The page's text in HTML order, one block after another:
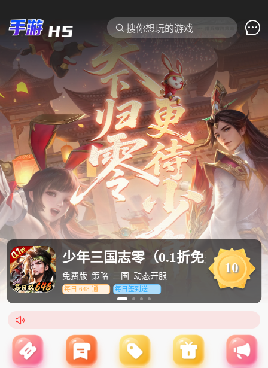
搜你想玩的游戏
少年三国志零（0.1折免费版） 每日双
免费版 策略 三国 动态开服
10
